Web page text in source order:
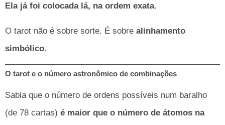
Ela já foi colocada lá, na ordem exata.
O tarot não é sobre sorte. É sobre alinhamento
simbólico.
O tarot e o número astronômico de combinações
Sabia que o número de ordens possíveis num baralho
(de 78 cartas) é maior que o número de átomos na